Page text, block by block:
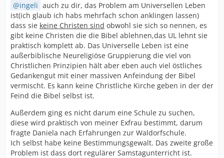
ingeli auch zu dir, das Problem am Universellen Leben
ist(ich glaub ich habs mehrfach schon anklingen lassen)
dass sie keine Christen sind obwohl sie sich so nennen, es
gibt keine Christen die die Bibel ablehnen,das UL lehnt sie
praktisch komplett ab. Das Universelle Leben ist eine
außerbiblische Neureligiöse Gruppierung die viel von
Christlichen Prinzipien hält aber eben auch viel östliches
Gedankengut mit einer massiven Anfeindung der Bibel
vermischt. Es kann keine Christliche Kirche geben in der der
Feind die Bibel selbst ist.
Außerdem ging es nicht darum eine Schule zu suchen,
diese wird praktisch von meiner Exfrau bestimmt, darum
fragte Daniela nach Erfahrungen zur Waldorfschule.
Ich selbst habe keine Bestimmungsgewalt. Das zweite große
Problem ist dass dort regulärer Samstagunterricht ist.